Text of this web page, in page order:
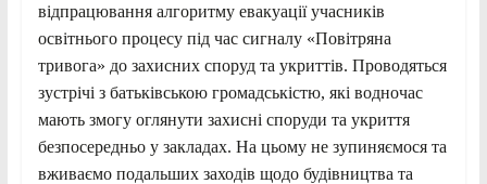
відпрацювання алгоритму евакуації учасників
освітнього процесу під час сигналу «Повітряна
тривога» до захисних споруд та укриттів. Проводяться
зустрічі з батьківською громадськістю, які водночас
мають змогу оглянути захисні споруди та укриття
безпосередньо у закладах. На цьому не зупиняємося та
вживаємо подальших заходів щодо будівництва та